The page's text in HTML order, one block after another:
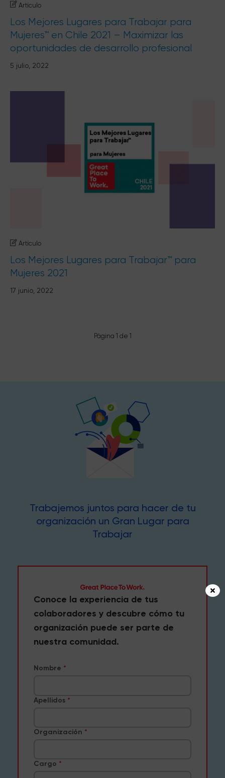
Artículo
Los Mejores Lugares para Trabajar para
Mujeres™ en Chile 2021 – Maximizar las
oportunidades de desarrollo profesional
5 julio, 2022
Artículo
Los Mejores Lugares para Trabajar™️ para
Mujeres 2021
17 junio, 2022
Página 1 de 1
Trabajemos juntos para hacer de tu
organización un Gran Lugar para
Trabajar
Conoce la experiencia de tus
colaboradores y descubre cómo tu
organización puede ser parte de
nuestra comunidad.
Nombre
Apellidos
Organización
Cargo